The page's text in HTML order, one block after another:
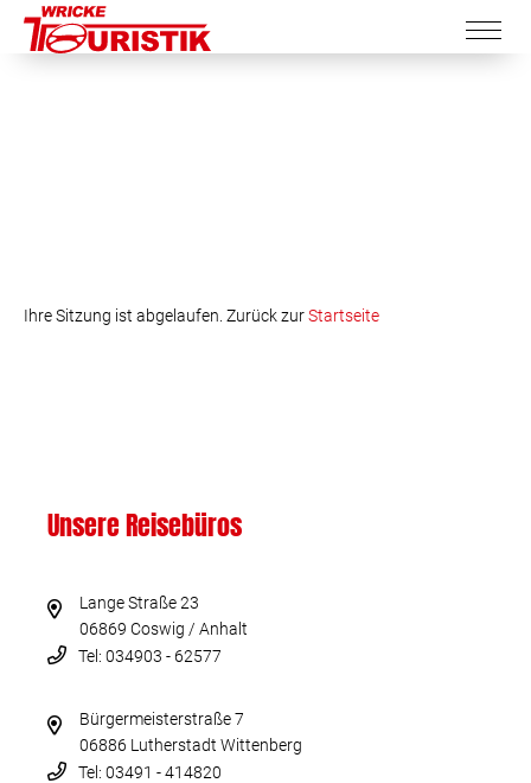
Ihre Sitzung ist abgelaufen. Zurück zurStartseite
Unsere Reisebüros
Lange Straße 23
06869 Coswig / Anhalt
Tel: 034903 - 62577
Bürgermeisterstraße 7
06886 Lutherstadt Wittenberg
Tel: 03491 - 414820